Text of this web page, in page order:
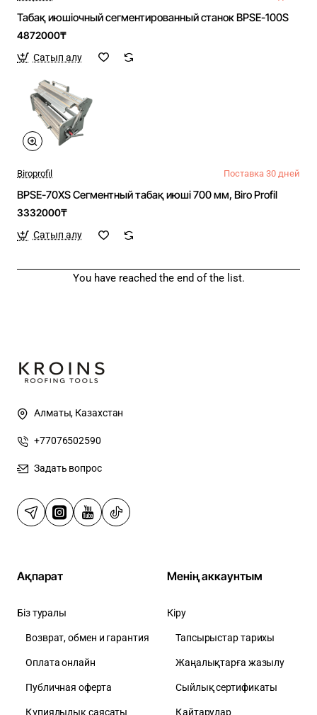
Табақ июшіочный сегментированный станок BPSE-100S
4872000₸
Сатып алу
Biroprofil Поставка 30 дней
BPSE-70XS Сегментный табақ июші 700 мм, Biro Profil
3332000₸
Сатып алу
You have reached the end of the list.
Алматы, Казахстан
+77076502590
Задать вопрос
Ақпарат
Біз туралы
Возврат, обмен и гарантия
Оплата онлайн
Публичная оферта
Құпиялылық саясаты
Менің аккаунтым
Кіру
Тапсырыстар тарихы
Жаңалықтарға жазылу
Сыйлық сертификаты
Қайтарулар